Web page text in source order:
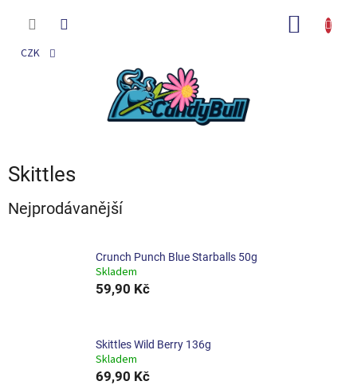
CZK
Skittles
Nejprodávanější
Crunch Punch Blue Starballs 50g
Skladem
59,90 Kč
Skittles Wild Berry 136g
Skladem
69,90 Kč